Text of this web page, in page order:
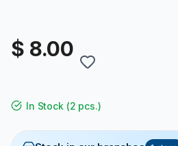
$ 8.00
In Stock(2 pcs.)